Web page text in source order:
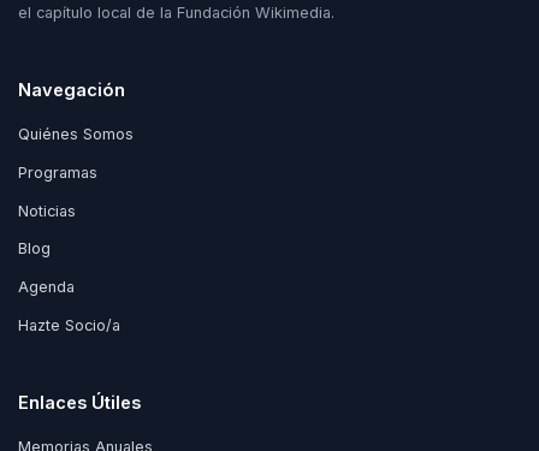
el capítulo local de la Fundación Wikimedia.
Navegación
Quiénes Somos
Programas
Noticias
Blog
Agenda
Hazte Socio/a
Enlaces Útiles
Memorias Anuales